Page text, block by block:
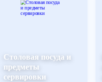
Столовая посуда и
предметы
сервировки